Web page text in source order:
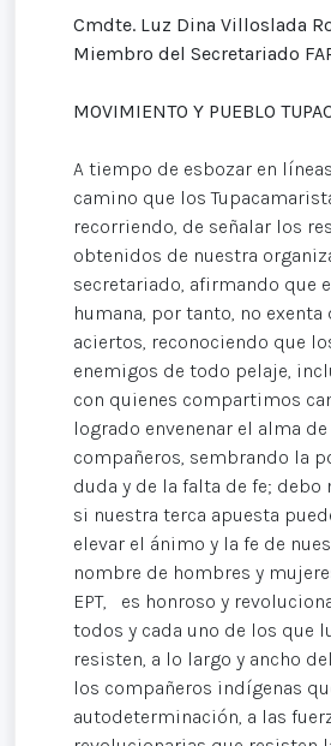
Cmdte. Luz Dina Villoslada
Miembro del Secretariado
MOVIMIENTO Y PUEBLO
A tiempo de esbozar en
camino que los
recorriendo, de señalar los
obtenidos de nuestra
secretariado, afirmando que
humana, por tanto, no exenta
aciertos, reconociendo que
enemigos de todo pelaje,
con quienes compartimos
logrado envenenar el alma
compañeros, sembrando la
duda y de la falta de fe; debo
si nuestra terca apuesta
elevar el ánimo y la fe de
nombre de hombres y
EPT, es honroso y
todos y cada uno de los que
resisten, a lo largo y ancho
los compañeros indígenas
autodeterminación, a las